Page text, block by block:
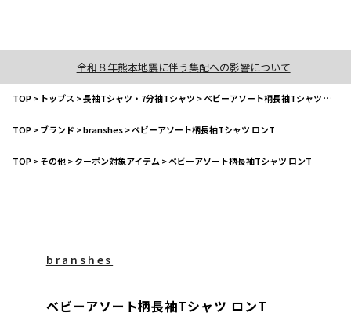
令和８年熊本地震に伴う集配への影響について
TOP> トップス >長袖Tシャツ・7分袖Tシャツ >ベビーアソート柄長袖Tシャツ ロンT
TOP>ブランド >branshes>ベビーアソート柄長袖Tシャツ ロンT
TOP>その他>クーポン対象アイテム >ベビーアソート柄長袖Tシャツ ロンT
branshes
ベビーアソート柄長袖Tシャツ ロンT